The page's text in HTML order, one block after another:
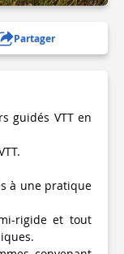
Partager
guidés VTT en
à une pratique
rigide et tout